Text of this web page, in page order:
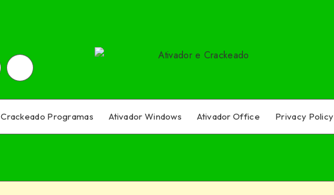
Crackeado Programas Ativador Windows Ativador Office Privacy Policy